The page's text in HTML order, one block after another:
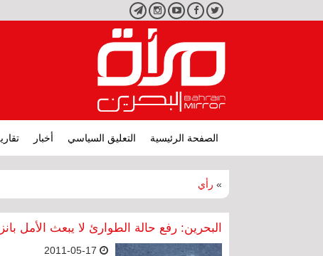
تويتر فيسبوكيوتيوبانستجرامتليجرام
الصفحة الرئيسية التعليق السياسي أخبار
» رأي
البحرين: رفع حالة الطوارئ لا يبعث الأمل